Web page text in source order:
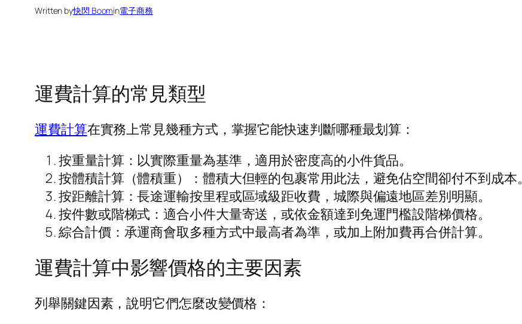
Written by快閃 Boomin電子商務
運費計算的常見類型
運費計算在實務上常見幾種方式，掌握它能快速判斷哪種最划算：
按重量計算：以實際重量為基準，適用於密度高的小件貨品。
按體積計算（體積重）：體積大但輕的包裹常用此法，避免佔空間卻付不到成本。
按距離計算：長途運輸按里程或區域級距收費，城際與偏遠地區差別明顯。
按件數或階梯式：適合小件大量寄送，或依金額達到免運門檻設階梯價格。
綜合計價：承運商會取多種方式中最高者為準，或加上附加費再合併計算。
運費計算中影響價格的主要因素
列舉關鍵因素，說明它們怎麼改變價格：